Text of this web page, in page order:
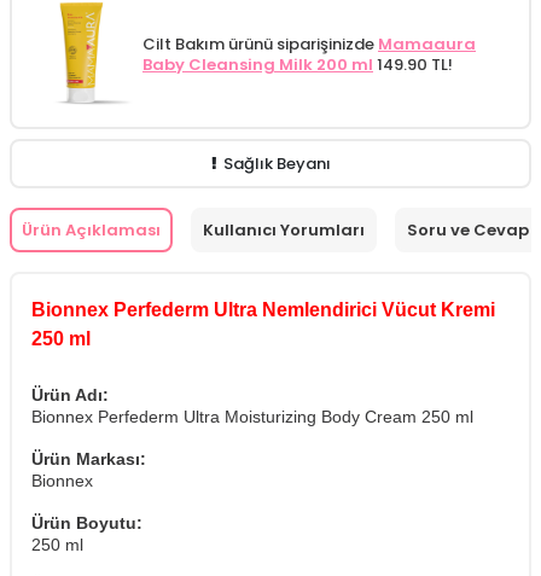
Cilt Bakım ürünü siparişinizde Mamaaura
Baby Cleansing Milk 200 ml 149.90 TL!
Sağlık Beyanı
Ürün Açıklaması Kullanıcı Yorumları Soru ve Cevap
Bionnex Perfederm Ultra Nemlendirici Vücut Kremi
250 ml
Ürün Adı:
Bionnex Perfederm Ultra Moisturizing Body Cream 250 ml
Ürün Markası:
Bionnex
Ürün Boyutu:
250 ml